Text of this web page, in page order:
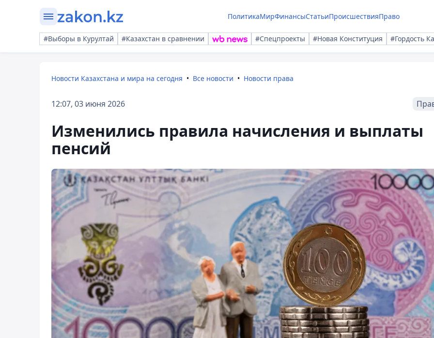
ПолитикаМирФинансыСтатьиПроисшествияПраво
#Выборы в Курултай #Казахстан в сравнении #Спецпроекты #Новая Конституция #Гордость
Новости Казахстана и мира на сегодня Все новости Новости права
12:07, 03 июня 2026
Изменились правила начисления и выплаты
пенсий